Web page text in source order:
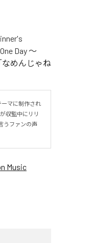
Day ～
「なめんじゃね
ーマに制作され
収監中にリリ
うファンの声
Music